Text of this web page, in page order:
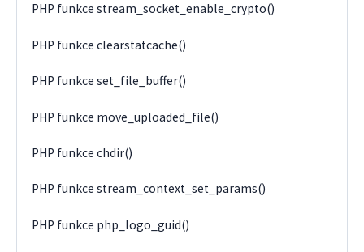
PHP funkce stream_socket_enable_crypto()
PHP funkce clearstatcache()
PHP funkce set_file_buffer()
PHP funkce move_uploaded_file()
PHP funkce chdir()
PHP funkce stream_context_set_params()
PHP funkce php_logo_guid()